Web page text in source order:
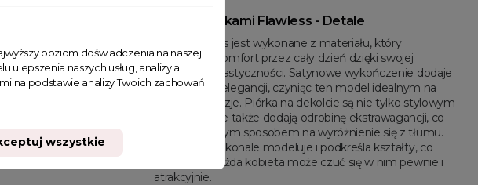
Body z piórkami Flawless - Detale
Body Flawless jest wykonane z materiału, który
gwarantuje komfort przez cały dzień dzięki swojej
miękkości i elastyczności. Satynowe wykończenie dodaje
subtelności i elegancji, czyniąc ten model idealnym na
specjalne okazje. Piórka na dekolcie są nie tylko stylowym
akcentem, ale także dodają odrobinę ekstrawagancji, co
jest doskonałym sposobem na wyróżnienie się z tłumu.
Krój body doskonale modeluje i podkreśla kształty, co
sprawia, że każda kobieta może czuć się w nim pewnie i
atrakcyjnie.
poziom doświadczenia na naszej
naszych usług, analizy a
na podstawie analizy Twoich zachowań
wszystkie